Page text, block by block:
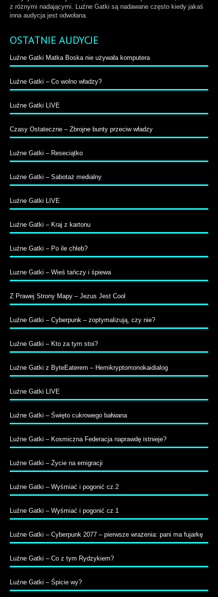
z różnymi nadającymi. Luźne Gatki są nadawane często kiedy jakaś
inna audycja jest odwołana.
OSTATNIE AUDYCJE
Luźne Gatki Matka Boska nie używała komputera
Luźne Gatki – Co wolno władzy?
Luźne Gatki LIVE
Czasy Ostateczne – Zbrojne bunty przeciw władzy
Luźne Gatki – Reseciątko
Luźne Gatki – Sabotaż medialny
Luźne Gatki LIVE
Luźne Gatki – Kraj z kartonu
Luźne Gatki – Po ile chleb?
Luzne Gatki – Wieś tańczy i śpiewa
Z Prawej Strony Mapy – Jezus Jest Cool
Luźne Gatki – Cyberpunk – zoptymalizują, czy nie?
Luźne Gatki – Kto za tym stoi?
Luźne Gatki z ByteEaterem – Hemikryptomonokaidialog
Luźne Gatki LIVE
Luźne Gatki – Święto cukrowego bałwana
Luźne Gatki – Kosmiczna Federacja naprawdę istnieje?
Luźne Gatki – Życie na emigracji
Luźne Gatki – Wyśmiać i pogonić cz.2
Luźne Gatki – Wyśmiać i pogonić cz.1
Luźne Gatki – Cyberpunk 2077 – pierwsze wrażenia: pani ma fujarkę
Luźne Gatki – Co z tym Rydzykiem?
Luźne Gatki – Śpicie wy?